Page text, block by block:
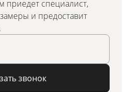
приедет специалист,
и предоставит
звонок